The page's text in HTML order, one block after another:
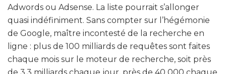
Adwords ou Adsense. La liste pourrait s’allonger
quasi indéfiniment. Sans compter sur l’hégémonie
de Google, maître incontesté de la recherche en
ligne : plus de 100 milliards de requêtes sont faites
chaque mois sur le moteur de recherche, soit près